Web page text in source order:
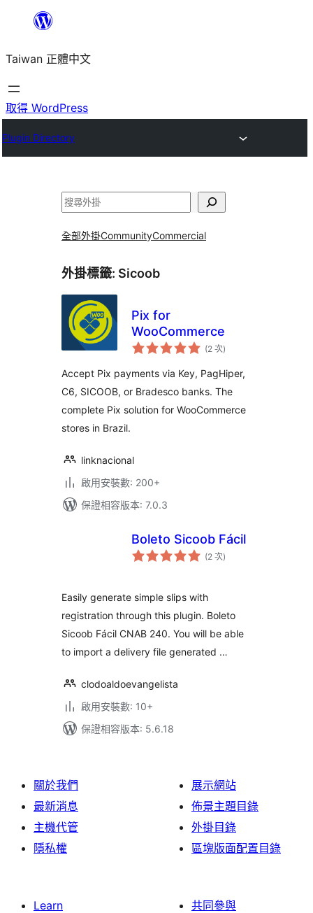
主
要
內
Taiwan 正體中文
取得 WordPress
Plugin Directory
搜
全部外掛CommunityCommercial
外掛標籤: Sicoob
Pix for
WooCommerce
(2 次評
分
數
)
Accept Pix payments via Key, PagHiper,
C6, SICOOB, or Bradesco banks. The
complete Pix solution for WooCommerce
stores in Brazil.
linknacional
啟用安裝數: 200+
保證相容版本: 7.0.3
Boleto Sicoob Fácil
(2 次評
分)
Easily generate simple slips with
registration through this plugin. Boleto
Sicoob Fácil CNAB 240. You will be able
to import a delivery file generated …
clodoaldoevangelista
啟用安裝數: 10+
保證相容版本: 5.6.18
關於我們
最新消息
主機代管
隱私權
展示網站
佈景主題目錄
外掛目錄
區塊版面配置目錄
Learn
共同參與